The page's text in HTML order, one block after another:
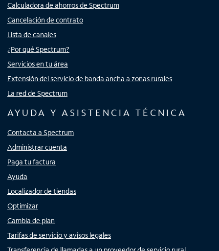
Calculadora de ahorros de Spectrum
Cancelación de contrato
Lista de canales
¿Por qué Spectrum?
Servicios en tu área
Extensión del servicio de banda ancha a zonas rurales
La red de Spectrum
AYUDA Y ASISTENCIA TÉCNICA
Contacta a Spectrum
Administrar cuenta
Paga tu factura
Ayuda
Localizador de tiendas
Optimizar
Cambia de plan
Tarifas de servicio y avisos legales